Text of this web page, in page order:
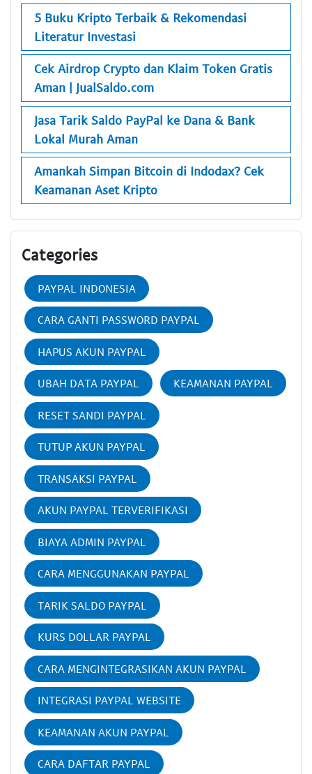
5 Buku Kripto Terbaik & Rekomendasi
Literatur Investasi
Cek Airdrop Crypto dan Klaim Token Gratis
Aman | JualSaldo.com
Jasa Tarik Saldo PayPal ke Dana & Bank
Lokal Murah Aman
Amankah Simpan Bitcoin di Indodax? Cek
Keamanan Aset Kripto
Categories
PAYPAL INDONESIA
CARA GANTI PASSWORD PAYPAL
HAPUS AKUN PAYPAL
UBAH DATA PAYPAL KEAMANAN PAYPAL
RESET SANDI PAYPAL
TUTUP AKUN PAYPAL
TRANSAKSI PAYPAL
AKUN PAYPAL TERVERIFIKASI
BIAYA ADMIN PAYPAL
CARA MENGGUNAKAN PAYPAL
TARIK SALDO PAYPAL
KURS DOLLAR PAYPAL
CARA MENGINTEGRASIKAN AKUN PAYPAL
INTEGRASI PAYPAL WEBSITE
KEAMANAN AKUN PAYPAL
CARA DAFTAR PAYPAL